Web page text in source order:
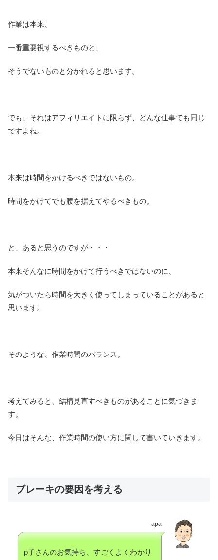
作業は本来、
一番重要視するべきものと、
そうでないものと分かれると思います。
でも、それはアフィリエイトに限らず、どんな仕事でも同じ
ですよね。
本来は時間をかけるべきではないもの。
時間をかけてでも腰を据えてやるべきもの。
と、あると思うのですが・・・
本来そんなに時間をかけて行うべきではないのに、
気がついたら時間を大きく使ってしまっていることがあると
思います。
そのような、作業時間のバランス。
考えてみると、結構見直すべきものがあることに気づきま
す。
今日はそんな、作業時間の使い方に関して書いていきます。
ブレーキの要因を考える
apa
p子さんのお気持ち、すごくよくわかり